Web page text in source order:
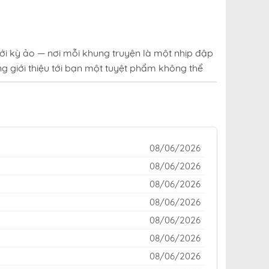
kỳ ảo — nơi mỗi khung truyện là một nhịp đập
giới thiệu tới bạn một tuyệt phẩm không thể
hay kinh dị rợn tóc gáy — đều được cập nhật
truyện Địa Ngục Này Ta Mở Ra Đấy tại fastscans
08/06/2026
08/06/2026
08/06/2026
08/06/2026
08/06/2026
08/06/2026
08/06/2026